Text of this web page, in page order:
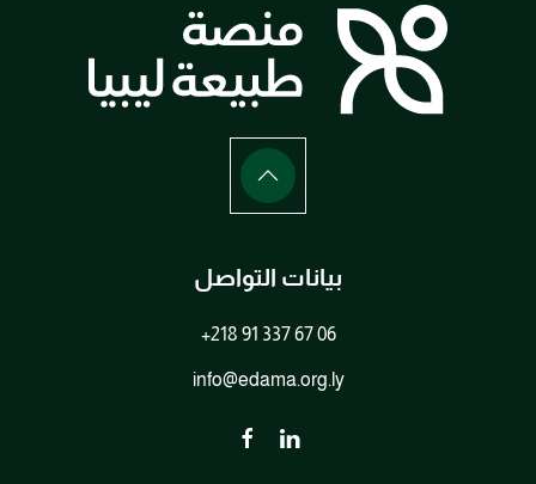
بيانات التواصل
+218 91 337 67 06
info@edama.org.ly